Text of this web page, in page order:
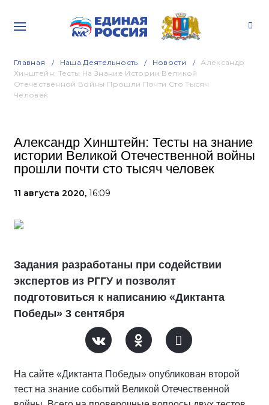
Главная Наша Деятельность Новости
Александр
Хинштейн: Тесты На Знание Истории Великой
Отечественной Войны Прошли Почти Сто Тысяч
Человек
Александр Хинштейн: Тесты на знание
истории Великой Отечественной войны
прошли почти сто тысяч человек
11 августа 2020, 16:09
Задания разработаны при содействии
экспертов из РГГУ и позволят
подготовиться к написанию «Диктанта
Победы» 3 сентября
На сайте «Диктанта Победы» опубликован второй
тест на знание событий Великой Отечественной